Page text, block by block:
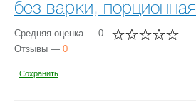
без варки, порционная
Средняя оценка — 0
Отзывы — 0
Сохранить